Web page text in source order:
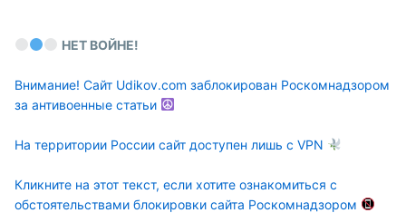
НЕТ ВОЙНЕ!
Внимание! Сайт Udikov.com заблокирован Роскомнадзором
за антивоенные статьи
На территории России сайт доступен лишь с VPN
Кликните на этот текст, если хотите ознакомиться с
обстоятельствами блокировки сайта Роскомнадзором